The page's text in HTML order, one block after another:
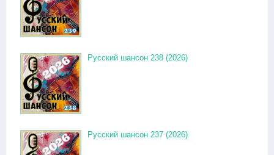
Русский шансон 238 (2026)
Русский шансон 237 (2026)